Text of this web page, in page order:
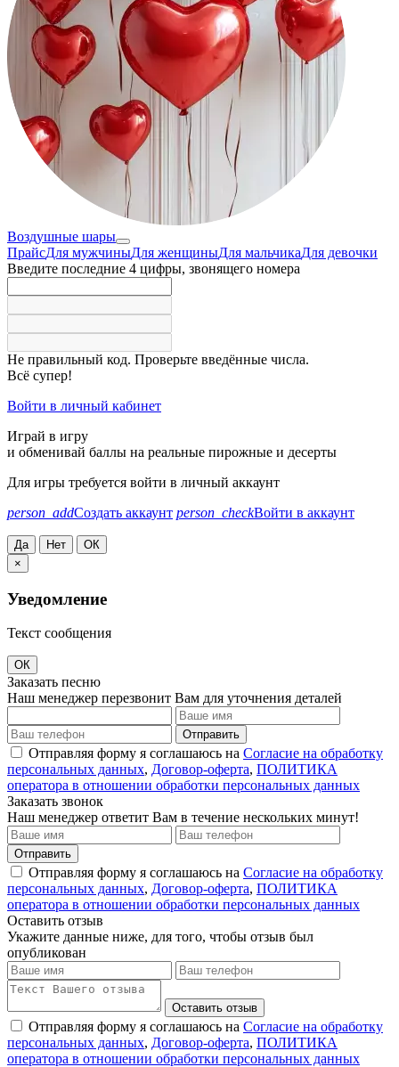
Воздушные шары
ПрайсДля мужчиныДля женщиныДля мальчикаДля девочки
Введите последние 4 цифры, звонящего номера
Не правильный код. Проверьте введённые числа.
Всё супер!
Войти в личный кабинет
Играй в игру
и обменивай баллы на реальные пирожные и десерты
Для игры требуется войти в личный аккаунт
person_addСоздать аккаунт person_checkВойти в аккаунт
Да Нет
ОК
×
Уведомление
Текст сообщения
ОК
Заказать песню
Наш менеджер перезвонит Вам для уточнения деталей
Отправить
Отправляя форму я соглашаюсь на Согласие на обработку
персональных данных, Договор-оферта, ПОЛИТИКА
оператора в отношении обработки персональных данных
Заказать звонок
Наш менеджер ответит Вам в течение нескольких минут!
Отправить
Отправляя форму я соглашаюсь на Согласие на обработку
персональных данных, Договор-оферта, ПОЛИТИКА
оператора в отношении обработки персональных данных
Оставить отзыв
Укажите данные ниже, для того, чтобы отзыв был
опубликован
Оставить отзыв
Отправляя форму я соглашаюсь на Согласие на обработку
персональных данных, Договор-оферта, ПОЛИТИКА
оператора в отношении обработки персональных данных